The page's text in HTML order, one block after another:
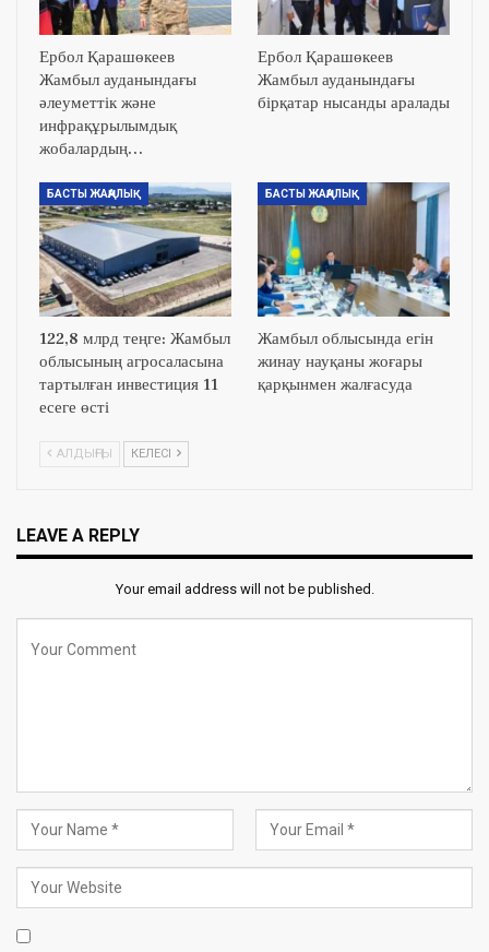
Ербол Қарашөкеев
Жамбыл ауданындағы
әлеуметтік және
инфрақұрылымдық
жобалардың…
Ербол Қарашөкеев
Жамбыл ауданындағы
бірқатар нысанды аралады
БАСТЫ ЖАҢАЛЫҚ
122,8 млрд теңге: Жамбыл
облысының агросаласына
тартылған инвестиция 11
есеге өсті
БАСТЫ ЖАҢАЛЫҚ
Жамбыл облысында егін
жинау науқаны жоғары
қарқынмен жалғасуда
АЛДЫҢҒЫ КЕЛЕСІ
LEAVE A REPLY
Your email address will not be published.